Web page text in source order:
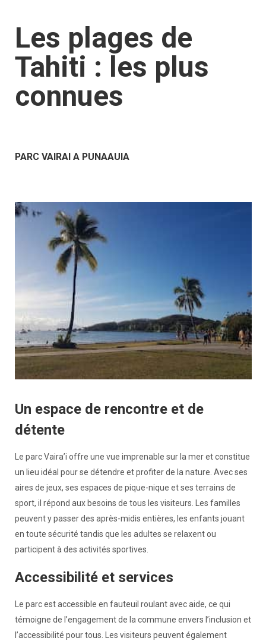
Les plages de
Tahiti : les plus
connues
PARC VAIRAI A PUNAAUIA
Un espace de rencontre et de
détente
Le parc Vaira’i offre une vue imprenable sur la mer et constitue
un lieu idéal pour se détendre et profiter de la nature. Avec ses
aires de jeux, ses espaces de pique-nique et ses terrains de
sport, il répond aux besoins de tous les visiteurs. Les familles
peuvent y passer des après-midis entières, les enfants jouant
en toute sécurité tandis que les adultes se relaxent ou
participent à des activités sportives.
Accessibilité et services
Le parc est accessible en fauteuil roulant avec aide, ce qui
témoigne de l’engagement de la commune envers l’inclusion et
l’accessibilité pour tous. Les visiteurs peuvent également